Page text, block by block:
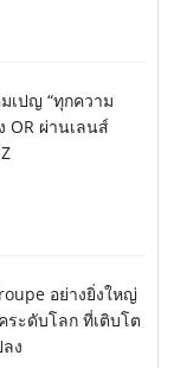
เปญ “ทุกความ
OR ผ่านเลนส์
อย่างยิ่งใหญ่
ระดับโลก ที่เติบโต
ง